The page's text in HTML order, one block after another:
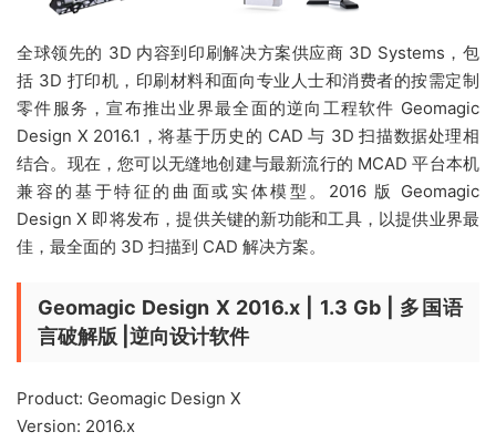
全球领先的 3D 内容到印刷解决方案供应商 3D Systems，包
括 3D 打印机，印刷材料和面向专业人士和消费者的按需定制
零件服务，宣布推出业界最全面的逆向工程软件 Geomagic
Design X 2016.1，将基于历史的 CAD 与 3D 扫描数据处理相
结合。现在，您可以无缝地创建与最新流行的 MCAD 平台本机
兼容的基于特征的曲面或实体模型。2016 版 Geomagic
Design X 即将发布，提供关键的新功能和工具，以提供业界最
佳，最全面的 3D 扫描到 CAD 解决方案。
Geomagic Design X 2016.x | 1.3 Gb | 多国语
言破解版 |逆向设计软件
Product: Geomagic Design X
Version: 2016.x